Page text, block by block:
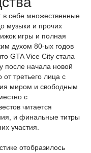
в себе множественные
музыки и прочих
игры и полная
духом 80-ых годов
GTA Vice City стала
после начала новой
третьего лица с
миром и свободным
с
читается
и финальные титры
участия.
отобразилось